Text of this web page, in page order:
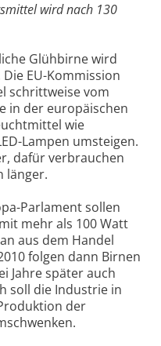
wird nach 130
Glühbirne wird
EU-Kommission
schrittweise vom
in der europäischen
wie
Lampen umsteigen.
dafür verbrauchen
länger.
Parlament sollen
mehr als 100 Watt
aus dem Handel
folgen dann Birnen
Jahre später auch
soll die Industrie in
der